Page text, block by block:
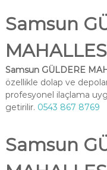
Samsun
Samsun GÜLDERE
özellikle dolap ve
profesyonel ilaçlama
getirilir. 0543 867 8769
Samsun